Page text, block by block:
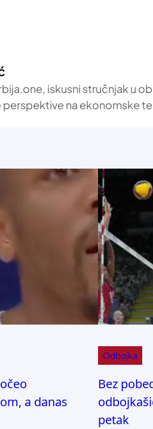
iskusni stručnjak u
perspektive na ekonomske
a danas
Odbojka
Bez
petak